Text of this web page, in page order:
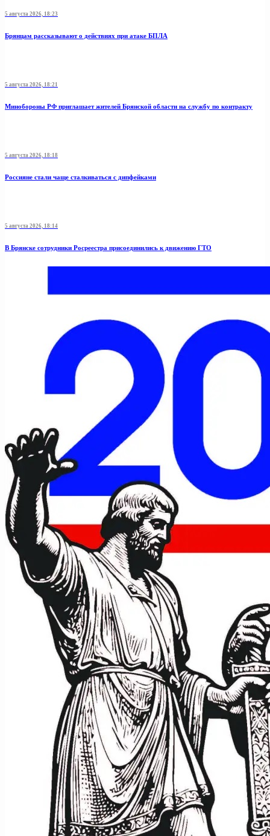
5 августа 2026, 18:23
Брянцам рассказывают о действиях при атаке БПЛА
5 августа 2026, 18:21
Минобoроны РФ приглaшaет житeлeй Брянской области на службу по контракту
5 августа 2026, 18:18
Россияне стали чаще сталкиваться с дипфейками
5 августа 2026, 18:14
В Брянске сотрудники Росреестра присоединились к движению ГТО